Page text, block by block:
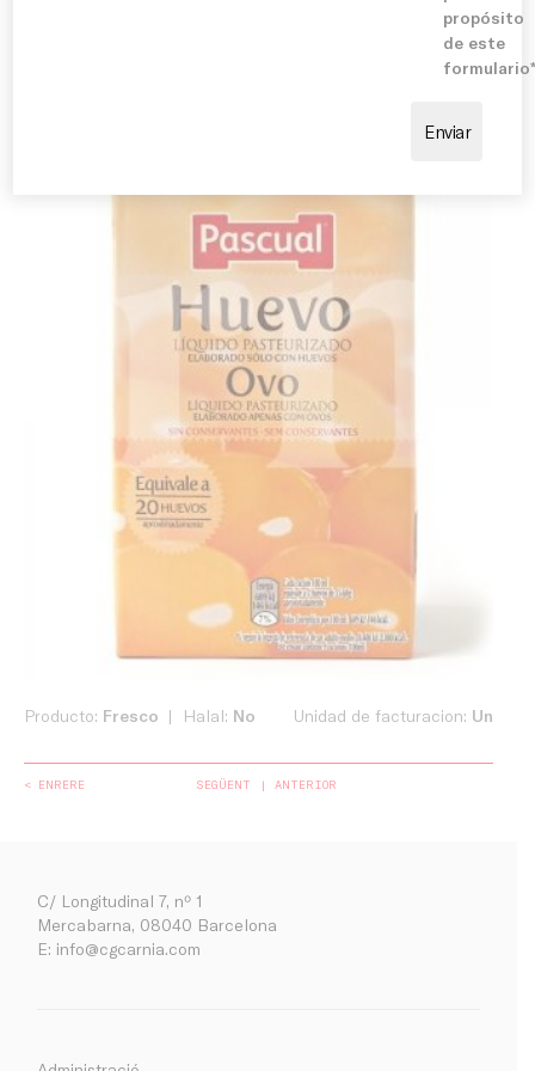
Producto: Fresco Halal: No Unidad de facturacion: Un
< ENRERE SEGÜENT ANTERIOR
C/ Longitudinal 7, nº 1
Mercabarna, 08040 Barcelona
E: info@cgcarnia.com
propósito
de este
formulario*